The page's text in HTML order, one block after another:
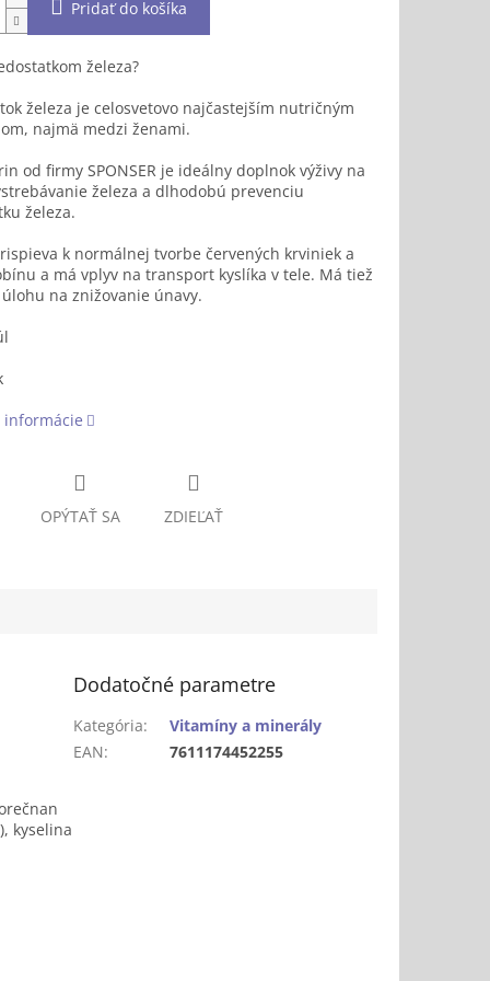
Pridať do košíka
železa?
železa je celosvetovo najčastejším nutričným
najmä medzi ženami.
od firmy SPONSER je ideálny doplnok výživy na
železa a dlhodobú prevenciu
železa.
k normálnej tvorbe červených krviniek a
a má vplyv na transport kyslíka v tele. Má tiež
na znižovanie únavy.
OPÝTAŤ SA ZDIEĽAŤ
kyselina
Dodatočné parametre
Kategória:
Vitamíny a minerály
EAN: 7611174452255